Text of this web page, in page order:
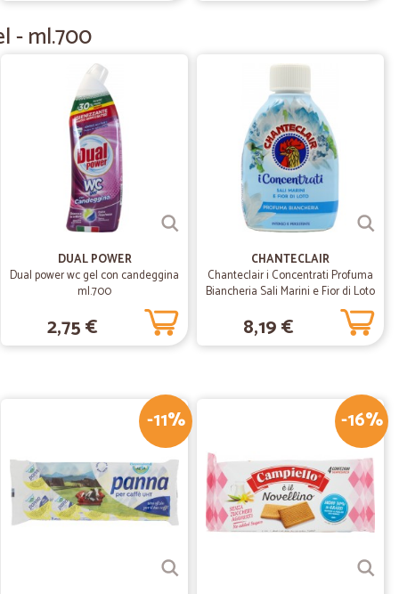
e ben curata
16/04/2020
precisi …
CURA E…
negozio online, per la vostra gentilezza, per la vostra
gestire i miei ordini con rapidità e, consegna a domicilio,
una mano d'oro, grazie ancora, continuate così, vi farò
provincia, di BELLUNOCordialmente; Viel rag.
- ml.700
DUAL POWER
Dual power wc gel con candeggina
ml.700
2,75 €
CHANTECLAIR
Chanteclair i Concentrati Profuma
Biancheria Sali Marini e Fior di Loto
8,19 €
-11% -16%